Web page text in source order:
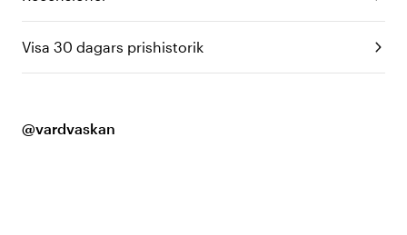
Visa 30 dagars prishistorik
@vardvaskan